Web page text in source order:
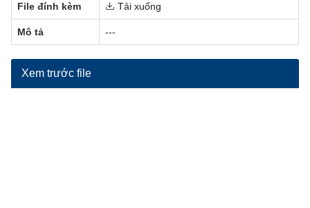
File đính kèm Tải xuống
Mô tả ---
Xem trước file